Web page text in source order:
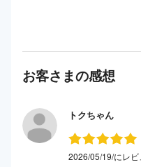
お客さまの感想
トクちゃん
2026/05/19/にレ